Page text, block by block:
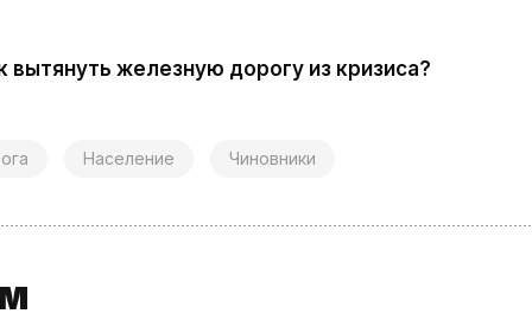
вытянуть железную дорогу из кризиса?
Население Чиновники